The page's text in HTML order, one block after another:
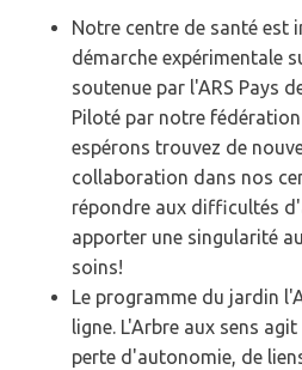
Notre centre de santé est
démarche expérimentale
soutenue par l'ARS Pays
Piloté par notre
espérons trouvez de
collaboration dans nos
répondre aux difficultés
apporter une singularité
soins!
Le programme du jardin
ligne. L'Arbre aux sens
perte d'autonomie, de